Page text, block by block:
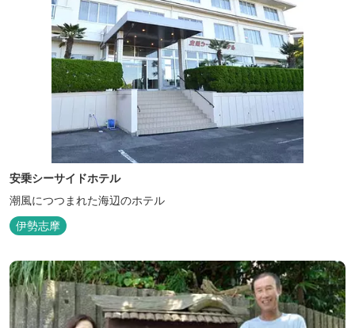
安乗シーサイドホテル
潮風につつまれた海辺のホテル
伊勢志摩